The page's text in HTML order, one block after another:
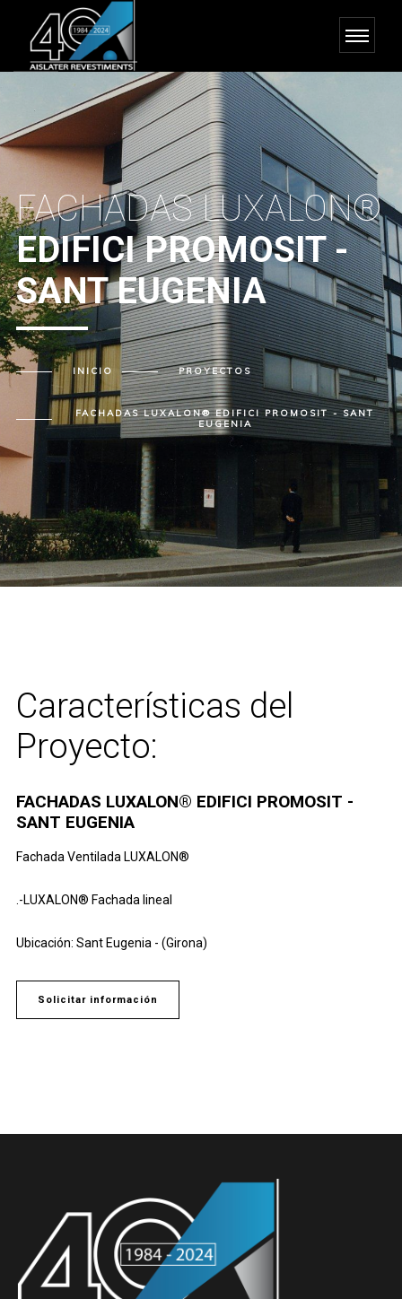
FACHADAS LUXALON®
EDIFICI PROMOSIT -
SANT EUGENIA
INICIO PROYECTOS
FACHADAS LUXALON® EDIFICI PROMOSIT - SANT
EUGENIA
Características del
Proyecto:
FACHADAS LUXALON® EDIFICI PROMOSIT -
SANT EUGENIA
Fachada Ventilada LUXALON®
.-LUXALON® Fachada lineal
Ubicación: Sant Eugenia - (Girona)
Solicitar información